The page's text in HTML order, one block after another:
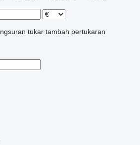
tukar tambah pertukaran